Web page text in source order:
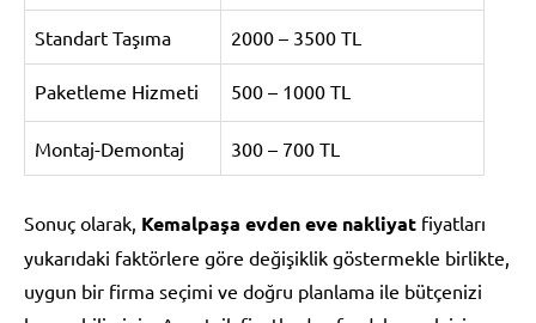
Standart Taşıma 2000 – 3500 TL
Paketleme Hizmeti 500 – 1000 TL
Montaj-Demontaj 300 – 700 TL
Sonuç olarak, Kemalpaşa evden eve nakliyat fiyatları
yukarıdaki faktörlere göre değişiklik göstermekle birlikte,
uygun bir firma seçimi ve doğru planlama ile bütçenizi